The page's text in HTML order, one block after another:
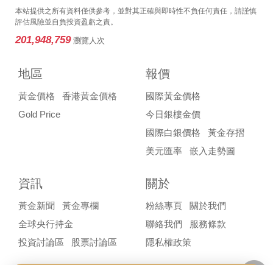
本站提供之所有資料僅供參考，並對其正確與即時性不負任何責任，請謹慎
評估風險並自負投資盈虧之責。
201,948,759 瀏覽人次
地區
黃金價格
香港黃金價格
Gold Price
報價
國際黃金價格
今日銀樓金價
國際白銀價格
黃金存摺
美元匯率
嵌入走勢圖
資訊
黃金新聞
黃金專欄
全球央行持金
投資討論區
股票討論區
關於
粉絲專頁
關於我們
聯絡我們
服務條款
隱私權政策